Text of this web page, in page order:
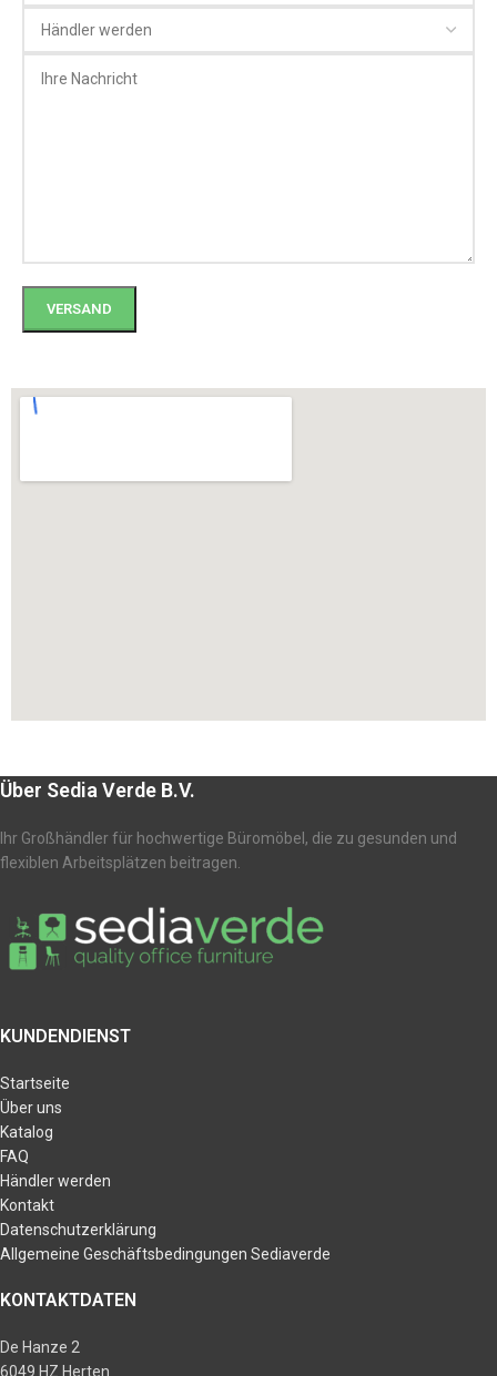
Über Sedia Verde B.V.
Ihr Großhändler für hochwertige Büromöbel, die zu gesunden und
flexiblen Arbeitsplätzen beitragen.
KUNDENDIENST
Startseite
Über uns
Katalog
FAQ
Händler werden
Kontakt
Datenschutzerklärung
Allgemeine Geschäftsbedingungen Sediaverde
KONTAKTDATEN
De Hanze 2
6049 HZ Herten